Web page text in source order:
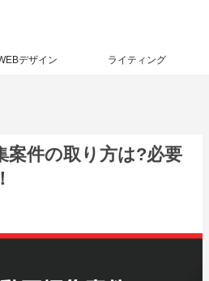
デザイン ライティング
案件の取り方は?必要